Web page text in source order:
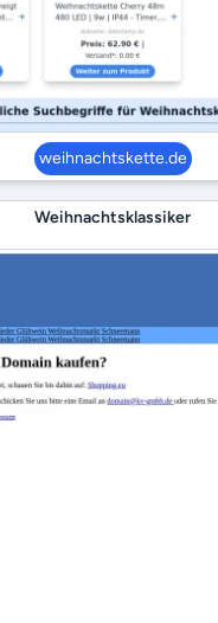
weihnachtskette.de
Weihnachtsklassiker